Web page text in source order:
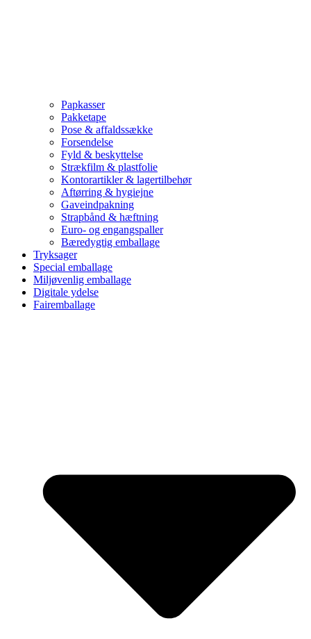
Papkasser
Pakketape
Pose & affaldssække
Forsendelse
Fyld & beskyttelse
Strækfilm & plastfolie
Kontorartikler & lagertilbehør
Aftørring & hygiejne
Gaveindpakning
Strapbånd & hæftning
Euro- og engangspaller
Bæredygtig emballage
Tryksager
Special emballage
Miljøvenlig emballage
Digitale ydelse
Fairemballage